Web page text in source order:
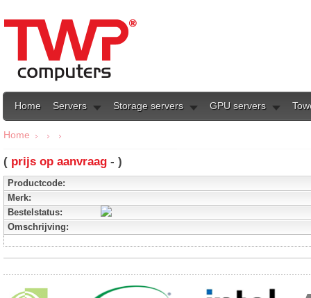
Home Servers Storage servers GPU servers
Home
( prijs op aanvraag - )
Productcode:
Merk:
Bestelstatus:
Omschrijving: